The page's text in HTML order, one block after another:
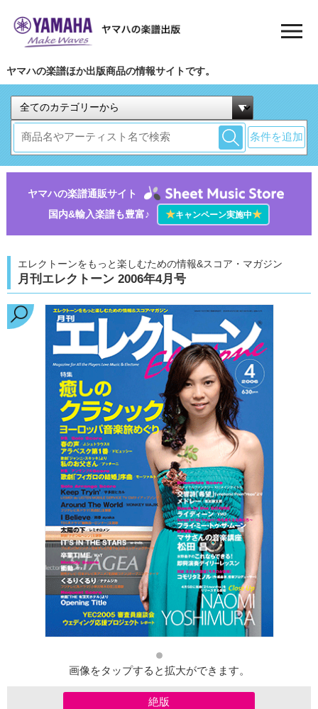
ヤマハの楽譜ほか出版商品の情報サイトです。
条件を追加
ヤマハの楽譜通販サイト
国内&輸入楽譜も豊富♪
★キャンペーン実施中★
エレクトーンをもっと楽しむための情報&スコア・マガジン
月刊エレクトーン 2006年4月号
画像をタップすると拡大ができます。
絶版